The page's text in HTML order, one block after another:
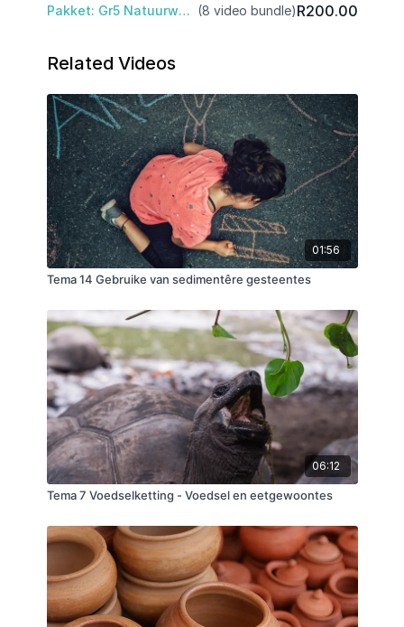
Pakket: Gr5 Natuurwetenskap & Tegnologie: Kwartaal 3 (8 video bundle)R200.00
Related Videos
01:56
Tema 14 Gebruike van sedimentêre gesteentes
06:12
Tema 7 Voedselketting - Voedsel en eetgewoontes